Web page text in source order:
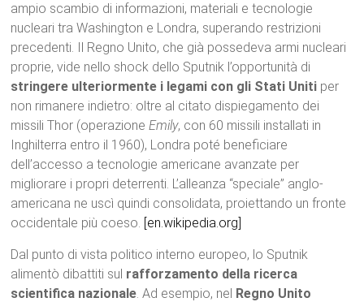
ampio scambio di informazioni, materiali e tecnologie
nucleari tra Washington e Londra, superando restrizioni
precedenti. Il Regno Unito, che già possedeva armi nucleari
proprie, vide nello shock dello Sputnik l’opportunità di
stringere ulteriormente i legami con gli Stati Uniti per
non rimanere indietro: oltre al citato dispiegamento dei
missili Thor (operazioneEmily, con 60 missili installati in
Inghilterra entro il 1960), Londra poté beneficiare
dell’accesso a tecnologie americane avanzate per
migliorare i propri deterrenti. L’alleanza “speciale” anglo-
americana ne uscì quindi consolidata, proiettando un fronte
occidentale più coeso. [en.wikipedia.org]
Dal punto di vista politico interno europeo, lo Sputnik
alimentò dibattiti sul rafforzamento della ricerca
scientifica nazionale. Ad esempio, nel Regno Unito